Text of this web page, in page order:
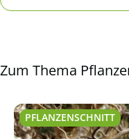
Kreislauf von
Zum Thema
PFLANZENSCHNITT